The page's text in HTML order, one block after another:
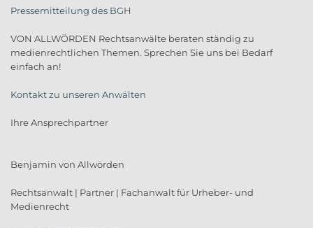
Pressemitteilung des BGH
VON ALLWÖRDEN Rechtsanwälte beraten ständig zu
medienrechtlichen Themen. Sprechen Sie uns bei Bedarf
einfach an!
Kontakt zu unseren Anwälten
Ihre Ansprechpartner
Benjamin von Allwörden
Rechtsanwalt | Partner | Fachanwalt für Urheber- und
Medienrecht